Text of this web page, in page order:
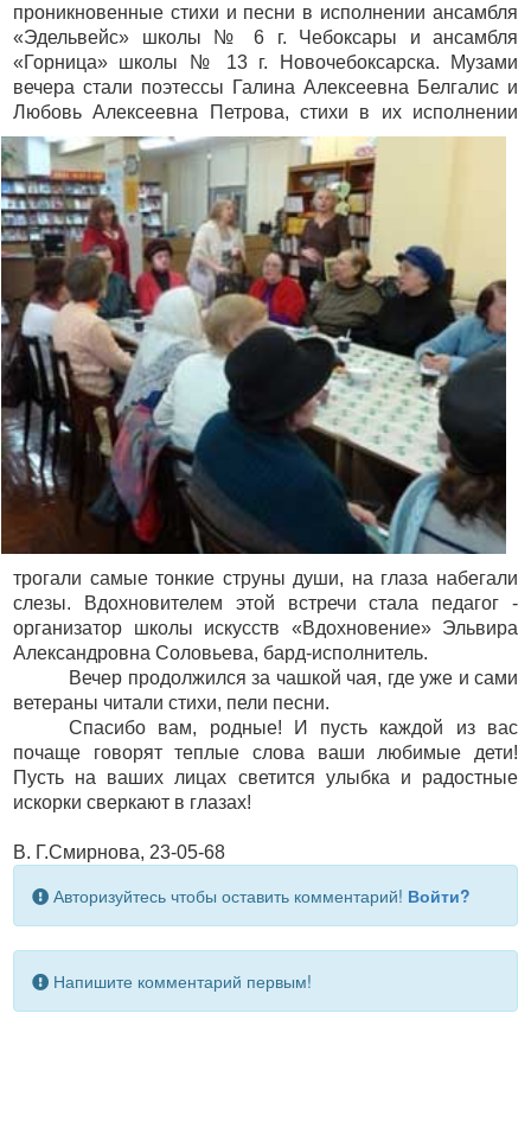
проникновенные стихи и песни в исполнении ансамбля
«Эдельвейс» школы № 6 г. Чебоксары и ансамбля
«Горница» школы № 13 г. Новочебоксарска. Музами
вечера стали поэтессы Галина Алексеевна Белгалис и
Любовь Алексеевна Петрова, стихи в их исполнении
трогали самые тонкие струны души, на глаза набегали
слезы. Вдохновителем этой встречи стала педагог -
организатор школы искусств «Вдохновение» Эльвира
Александровна Соловьева, бард-исполнитель.
Вечер продолжился за чашкой чая, где уже и сами
ветераны читали стихи, пели песни.
Спасибо вам, родные! И пусть каждой из вас
почаще говорят теплые слова ваши любимые дети!
Пусть на ваших лицах светится улыбка и радостные
искорки сверкают в глазах!
В. Г.Смирнова, 23-05-68
Авторизуйтесь чтобы оставить комментарий! Войти?
Напишите комментарий первым!